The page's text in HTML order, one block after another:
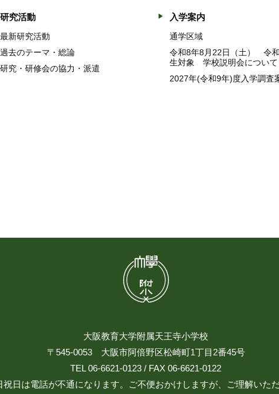
研究活動
最新研究活動
過去のテーマ・総論
研究・研修会の協力・派遣
入学案内
通学区域
令和8年8月22日（土） 令
生対象 学校説明会について
2027年(令和9年)度入学調査
大阪教育大学附属天王寺小学校
〒545-0053 大阪市阿倍野区松崎町1丁目2番45号
TEL 06-6621-0123 / FAX 06-6621-0122
日は電話が不通になります。ご不便おかけしますが、ご理解いた